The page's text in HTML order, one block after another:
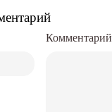
Комментарий